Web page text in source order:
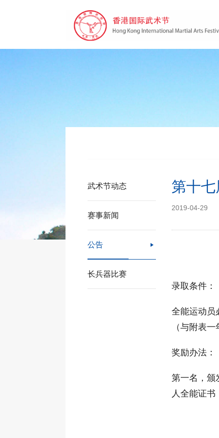
武术节动态
赛事新闻
公告 
长兵器比赛
第十
2019-04-29
录取条件：
全能运动员
（与附表
奖励办法：
第一名，颁
人全能证书